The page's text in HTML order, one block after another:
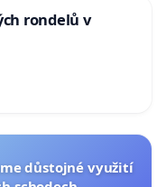
rondelů v
důstojné využití